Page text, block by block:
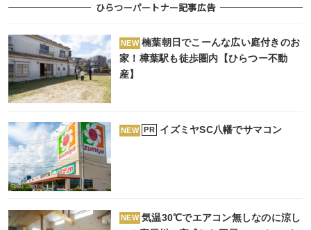
ひらつーパートナー記事広告
NEW 楠葉朝日でこーんな広い庭付きのお
家！樟葉駅も徒歩圏内【ひらつー不動
産】
NEW PR イズミヤSC八幡でサマコン
NEW 気温30℃でエアコン無しなのに涼し